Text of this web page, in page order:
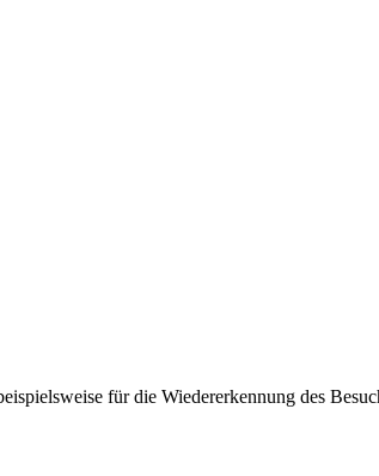
für die Wiedererkennung des